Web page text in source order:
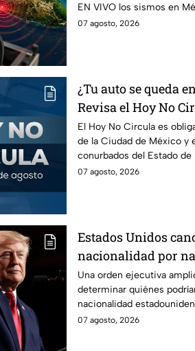
EN VIVO los sismos en
agosto.
07 agosto, 2026
¿Tu auto se queda
Revisa el Hoy No
agosto
El Hoy No Circula es
de la Ciudad de México y
conurbados del Estado de
07 agosto, 2026
Estados Unidos
nacionalidad por
del CJNG
Una orden ejecutiva
determinar quiénes
nacionalidad
07 agosto, 2026